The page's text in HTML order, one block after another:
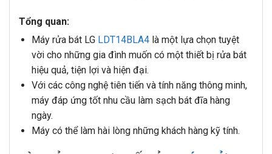
Tổng quan:
Máy rửa bát LG LDT14BLA4là một lựa chọn tuyệt
vời cho những gia đình muốn có một thiết bị rửa bát
hiệu quả, tiện lợi và hiện đại.
Với các công nghệ tiên tiến và tính năng thông minh,
máy đáp ứng tốt nhu cầu làm sạch bát đĩa hàng
ngày.
Máy có thể làm hài lòng những khách hàng kỹ tính.